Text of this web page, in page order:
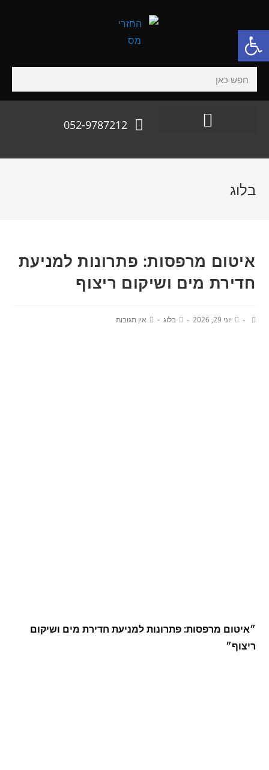
פתח סרגל נגישות
052-9787212
בלוג
איטום מרפסות: פתרונות למניעת
חדירת מים ושיקום ריצוף
יוני 29, 2026 בלוג אין תגובות
״איטום מרפסות: פתרונות למניעת חדירת מים ושיקום
ריצוף״